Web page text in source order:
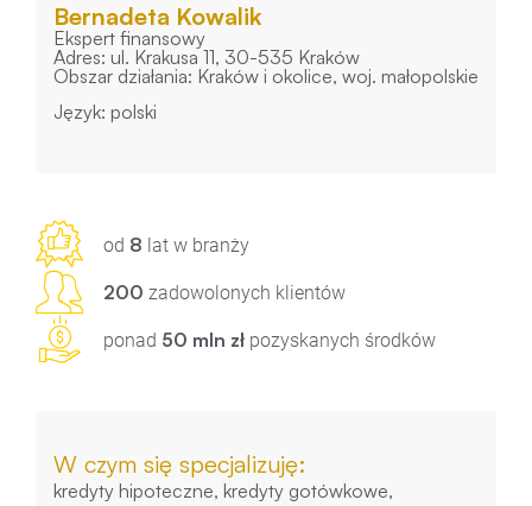
Bernadeta Kowalik
Ekspert finansowy
Adres: ul. Krakusa 11, 30-535 Kraków
Obszar działania: Kraków i okolice, woj. małopolskie
Język: polski
od 8 lat w branży
200 zadowolonych klientów
ponad 50 mln zł pozyskanych środków
W czym się specjalizuję:
kredyty hipoteczne, kredyty gotówkowe,